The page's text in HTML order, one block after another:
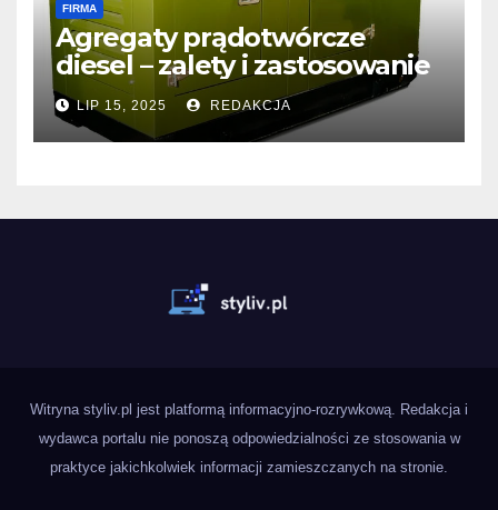
FIRMA
Agregaty prądotwórcze
diesel – zalety i zastosowanie
LIP 15, 2025 REDAKCJA
Witryna styliv.pl jest platformą informacyjno-rozrywkową. Redakcja i
wydawca portalu nie ponoszą odpowiedzialności ze stosowania w
praktyce jakichkolwiek informacji zamieszczanych na stronie.